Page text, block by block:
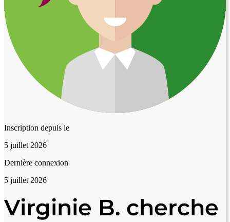
Inscription depuis le
5 juillet 2026
Dernière connexion
5 juillet 2026
Virginie B. cherche